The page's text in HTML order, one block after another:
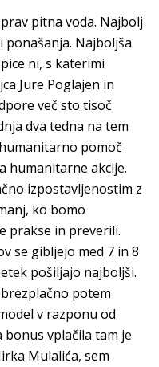
pitna voda. Najbolj
Najboljša
ni, s katerimi
Jure Poglajen in
več sto tisoč
dva tedna na tem
pomoč
humanitarne akcije.
izpostavljenostim z
ko bomo
prakse in preverili.
se gibljejo med 7 in 8
pošiljajo najboljši.
potem
v razponu od
bonus vplačila tam je
Mulalića, sem